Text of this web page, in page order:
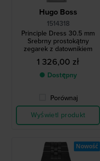
Hugo Boss
1514318
Principle Dress 30.5 mm
Srebrny prostokątny
zegarek z datownikiem
1 326,00 zł
● Dostępny
Porównaj
Wyświetl produkt
Nowość